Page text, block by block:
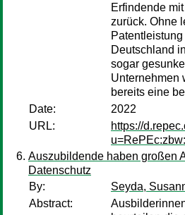
Erfindende
zurück. Ohne
Deutschland
sogar
Unternehmen
bereits eine
Date:
2022
URL:
https://
Auszubildende haben großen
Datenschutz
By:
Seyda,
Abstract: